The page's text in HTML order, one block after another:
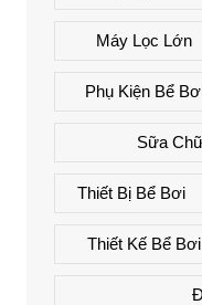
Máy Lọc Lớn
Phụ Kiện Bể
Sữa
Thiết Bị Bể Bơi
Thiết Kế Bể Bơi